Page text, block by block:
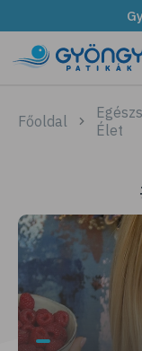
Főoldal
Élet